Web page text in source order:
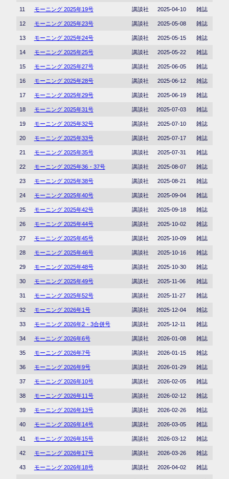
11 モーニング 2025年19号 講談社 2025-04-10 雑誌
12 モーニング 2025年23号 講談社 2025-05-08 雑誌
13 モーニング 2025年24号 講談社 2025-05-15 雑誌
14 モーニング 2025年25号 講談社 2025-05-22 雑誌
15 モーニング 2025年27号 講談社 2025-06-05 雑誌
16 モーニング 2025年28号 講談社 2025-06-12 雑誌
17 モーニング 2025年29号 講談社 2025-06-19 雑誌
18 モーニング 2025年31号 講談社 2025-07-03 雑誌
19 モーニング 2025年32号 講談社 2025-07-10 雑誌
20 モーニング 2025年33号 講談社 2025-07-17 雑誌
21 モーニング 2025年35号 講談社 2025-07-31 雑誌
22 モーニング 2025年36・37号 講談社 2025-08-07 雑誌
23 モーニング 2025年38号 講談社 2025-08-21 雑誌
24 モーニング 2025年40号 講談社 2025-09-04 雑誌
25 モーニング 2025年42号 講談社 2025-09-18 雑誌
26 モーニング 2025年44号 講談社 2025-10-02 雑誌
27 モーニング 2025年45号 講談社 2025-10-09 雑誌
28 モーニング 2025年46号 講談社 2025-10-16 雑誌
29 モーニング 2025年48号 講談社 2025-10-30 雑誌
30 モーニング 2025年49号 講談社 2025-11-06 雑誌
31 モーニング 2025年52号 講談社 2025-11-27 雑誌
32 モーニング 2026年1号 講談社 2025-12-04 雑誌
33 モーニング 2026年2・3合併号 講談社 2025-12-11 雑誌
34 モーニング 2026年6号 講談社 2026-01-08 雑誌
35 モーニング 2026年7号 講談社 2026-01-15 雑誌
36 モーニング 2026年9号 講談社 2026-01-29 雑誌
37 モーニング 2026年10号 講談社 2026-02-05 雑誌
38 モーニング 2026年11号 講談社 2026-02-12 雑誌
39 モーニング 2026年13号 講談社 2026-02-26 雑誌
40 モーニング 2026年14号 講談社 2026-03-05 雑誌
41 モーニング 2026年15号 講談社 2026-03-12 雑誌
42 モーニング 2026年17号 講談社 2026-03-26 雑誌
43 モーニング 2026年18号 講談社 2026-04-02 雑誌